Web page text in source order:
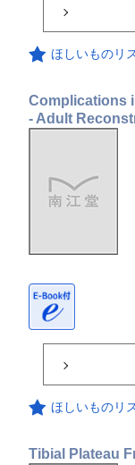
ほしいものリ
Complications
- Adult
ほしいものリ
Tibial Plateau